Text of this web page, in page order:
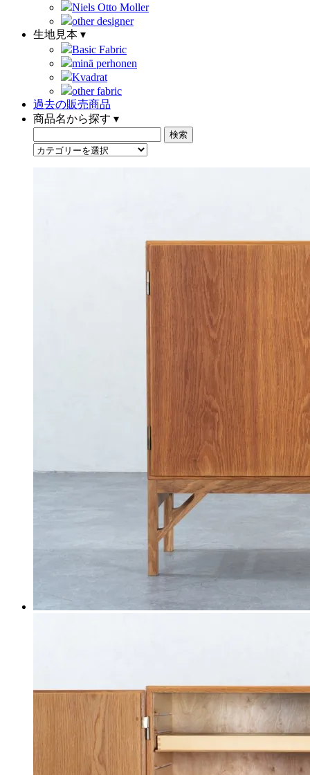
Niels Otto Moller
other designer
生地見本 ▾
Basic Fabric
minä perhonen
Kvadrat
other fabric
過去の販売商品
商品名から探す ▾